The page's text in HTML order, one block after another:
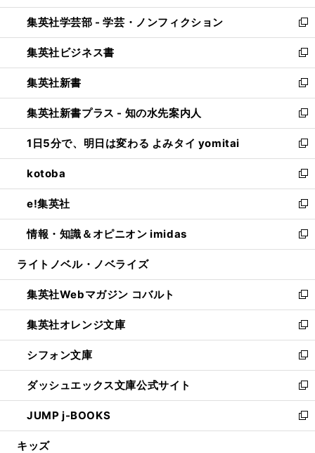
開
く
ウ
で
開
く
ン
ド
ウ
で
開
く
ウ
ィ
ン
ド
ウ
で
開
く
集英社学芸部 - 学芸・ノンフィクション
新
し
い
ウ
ィ
ン
ド
ウ
で
開
く
集英社ビジネス書
新
し
い
ウ
ィ
ン
ド
ウ
で
開
く
集英社新書
新
し
い
ウ
ィ
ン
ド
ウ
で
開
く
集英社新書プラス - 知の水先案内人
新
し
い
ウ
ィ
ン
ド
ウ
で
開
1日5分で、明日は変わる よみタイ yomitai
新
し
い
ウ
ィ
ン
ド
ウ
開
く
kotoba
新
し
い
ウ
ィ
ン
ウ
で
開
く
e!集英社
新
し
い
ウ
ン
ド
ウ
で
開
く
情報・知識＆オピニオン imidas
新
し
ウ
ィ
ン
ド
ウ
で
開
く
ライトノベル・ノベライズ
集英社Webマガジン コバルト
新
し
い
ウ
ィ
ン
ド
ウ
で
開
集英社オレンジ文庫
新
し
い
ウ
ィ
ン
ド
ウ
シフォン文庫
新
し
い
ウ
ィ
ン
ダッシュエックス文庫公式サイト
新
し
い
ウ
JUMP j-BOOKS
新
し
キッズ